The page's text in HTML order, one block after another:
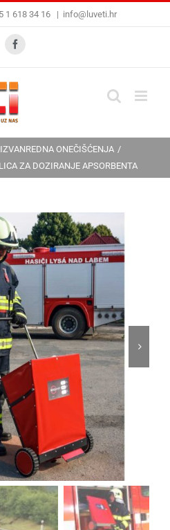
1 618 34 16 | info@luveti.hr
Facebook
ONEČIŠĆENJA
ZA DOZIRANJE APSORBENTA